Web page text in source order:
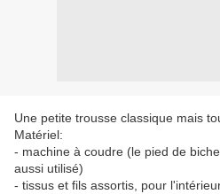
Une petite trousse classique mais
Matériel:
- machine à coudre (le pied de
aussi utilisé)
- tissus et fils assortis, pour